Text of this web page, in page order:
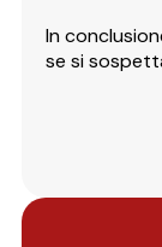
In
se si